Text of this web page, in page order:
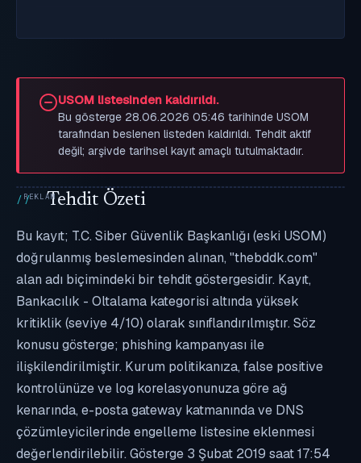
USOM listesinden kaldırıldı.
Bu gösterge 28.06.2026 05:46 tarihinde USOM
tarafından beslenen listeden kaldırıldı. Tehdit aktif
değil; arşivde tarihsel kayıt amaçlı tutulmaktadır.
Tehdit Özeti
Bu kayıt; T.C. Siber Güvenlik Başkanlığı (eski USOM)
doğrulanmış beslemesinden alınan, "thebddk.com"
alan adı biçimindeki bir tehdit göstergesidir. Kayıt,
Bankacılık - Oltalama kategorisi altında yüksek
kritiklik (seviye 4/10) olarak sınıflandırılmıştır. Söz
konusu gösterge; phishing kampanyası ile
ilişkilendirilmiştir. Kurum politikanıza, false positive
kontrolünüze ve log korelasyonunuza göre ağ
kenarında, e-posta gateway katmanında ve DNS
çözümleyicilerinde engelleme listesine eklenmesi
değerlendirilebilir. Gösterge 3 Şubat 2019 saat 17:54